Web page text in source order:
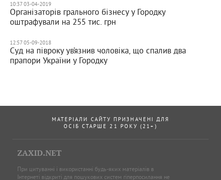
10:37 03-04-2019
Організаторів грального бізнесу у Городку
оштрафували на 255 тис. грн
12:57 05-09-2018
Суд на півроку ув’язнив чоловіка, що спалив два
прапори України у Городку
МАТЕРІАЛИ САЙТУ ПРИЗНАЧЕНІ ДЛЯ
ОСІБ СТАРШЕ 21 РОКУ (21+)
ZAXID.NET
При цитуванні і використанні будь-яких матеріалів в
Інтернеті відкриті для пошукових систем гіперпосилання не